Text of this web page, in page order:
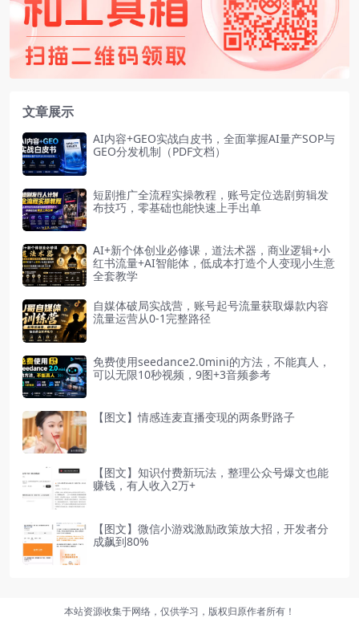
文章展示
AI内容+GEO实战白皮书，全面掌握AI量产SOP与
GEO分发机制（PDF文档）
短剧推广全流程实操教程，账号定位选剧剪辑发
布技巧，零基础也能快速上手出单
AI+新个体创业必修课，道法术器，商业逻辑+小
红书流量+AI智能体，低成本打造个人变现小生意
全套教学
自媒体破局实战营，账号起号流量获取爆款内容
流量运营从0-1完整路径
免费使用seedance2.0mini的方法，不能真人，
可以无限10秒视频，9图+3音频参考
【图文】情感连麦直播变现的两条野路子
【图文】知识付费新玩法，整理公众号爆文也能
赚钱，有人收入2万+
【图文】微信小游戏激励政策放大招，开发者分
成飙到80%
本站资源收集于网络，仅供学习，版权归原作者所有！